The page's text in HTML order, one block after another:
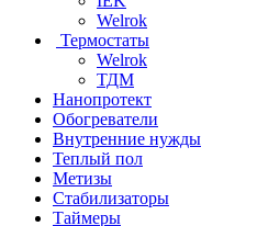
Welrok
Термостаты
Welrok
ТДМ
Нанопротект
Обогреватели
Внутренние нужды
Теплый пол
Метизы
Стабилизаторы
Таймеры